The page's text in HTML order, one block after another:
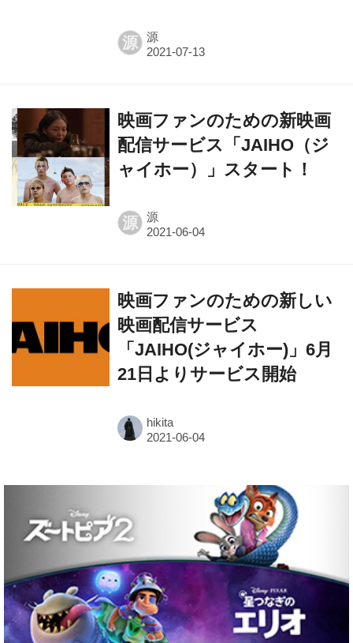
源 源
映画ファンのための新映画
配信サービス「JAIHO（ジ
ャイホー）」スタート！
源 源
映画ファンのための新しい
映画配信サービス
「JAIHO(ジャイホー)」6月
21日よりサービス開始
hikita